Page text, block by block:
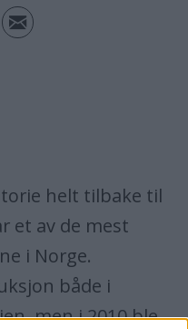
helt tilbake til
et av de mest
i Norge.
både i
men i 2010 ble